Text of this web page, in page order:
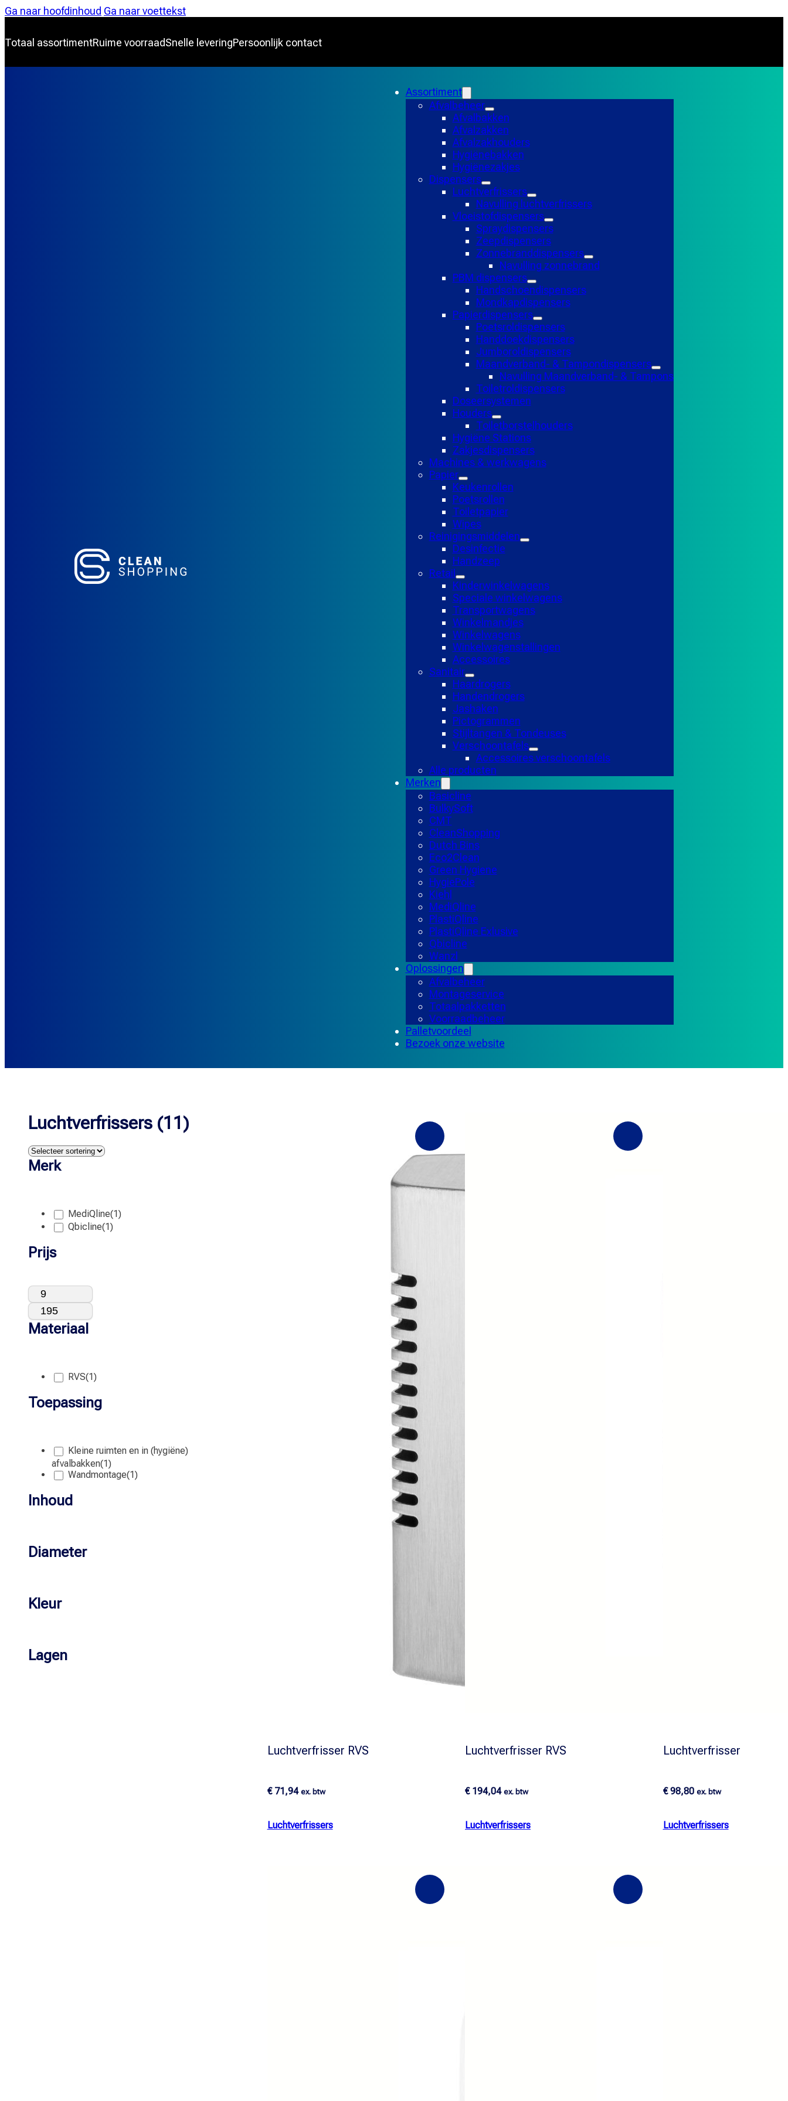
Ga naar hoofdinhoud Ga naar voettekst
Totaal assortimentRuime voorraadSnelle leveringPersoonlijk contact
Assortiment
Afvalbeheer
Afvalbakken
Afvalzakken
Afvalzakhouders
Hygiënebakken
Hygiënezakjes
Dispensers
Luchtverfrissers
Navulling luchtverfrissers
Vloeistofdispensers
Spraydispensers
Zeepdispensers
Zonnebranddispensers
Navulling zonnebrand
PBM dispensers
Handschoendispensers
Mondkapdispensers
Papierdispensers
Poetsroldispensers
Handdoekdispensers
Jumboroldispensers
Maandverband- & Tampondispensers
Navulling Maandverband- & Tampons
Toiletroldispensers
Doseersystemen
Houders
Toiletborstelhouders
Hygiëne Stations
Zakjesdispensers
Machines & werkwagens
Papier
Keukenrollen
Poetsrollen
Toiletpapier
Wipes
Reinigingsmiddelen
Desinfectie
Handzeep
Retail
Kinderwinkelwagens
Speciale winkelwagens
Transportwagens
Winkelmandjes
Winkelwagens
Winkelwagenstallingen
Accessoires
Sanitair
Haardrogers
Handendrogers
Jashaken
Pictogrammen
Stijltangen & Tondeuses
Verschoontafels
Accessoires verschoontafels
Alle producten
Merken
Basicline
BulkySoft
CMT
CleanShopping
Dutch Bins
Eco2Clean
Green Hygiene
HygiePole
Kiehl
MediQline
PlastiQline
PlastiQline Exlusive
Qbicline
Wanzl
Oplossingen
Afvalbeheer
Montageservice
Totaalpakketten
Voorraadbeheer
Palletvoordeel
Bezoek onze website
Luchtverfrissers (11)
Merk
MediQline(1)
Qbicline(1)
Prijs
Materiaal
RVS(1)
Toepassing
Kleine ruimten en in (hygiëne)
afvalbakken(1)
Wandmontage(1)
Inhoud
Diameter
Kleur
Lagen
Luchtverfrisser RVS
€71,94 ex. btw
Luchtverfrissers
Luchtverfrisser RVS
€194,04 ex. btw
Luchtverfrissers
Luchtverfrisser
€98,80 ex. btw
Luchtverfrissers